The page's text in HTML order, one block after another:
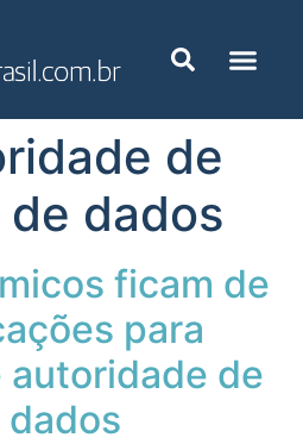
de
dados
ficam de
para
autoridade de